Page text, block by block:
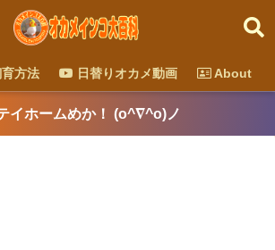
方法 日替りオカメ動画 About
イホームめか！ (o^∇^o)ノ